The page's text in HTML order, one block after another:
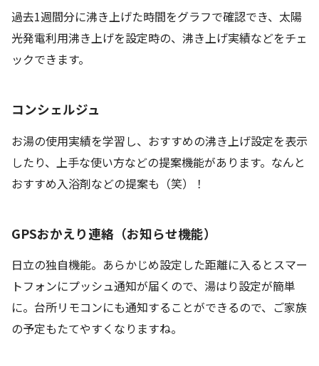
過去1週間分に沸き上げた時間をグラフで確認でき、太陽
光発電利用沸き上げを設定時の、沸き上げ実績などをチェ
ックできます。
コンシェルジュ
お湯の使用実績を学習し、おすすめの沸き上げ設定を表示
したり、上手な使い方などの提案機能があります。なんと
おすすめ入浴剤などの提案も（笑）！
GPSおかえり連絡（お知らせ機能）
日立の独自機能。あらかじめ設定した距離に入るとスマー
トフォンにプッシュ通知が届くので、湯はり設定が簡単
に。台所リモコンにも通知することができるので、ご家族
の予定もたてやすくなりますね。